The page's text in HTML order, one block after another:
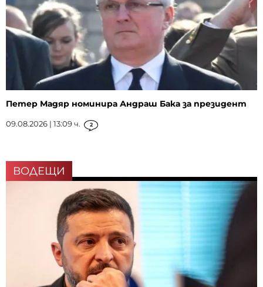
Петер Мадяр номинира Андраш Бака за президент
09.08.2026 | 13:09 ч. 2
ВОДЕЩИ